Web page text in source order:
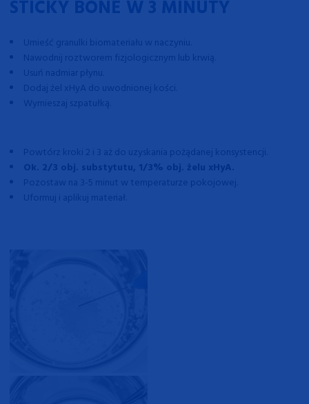
STICKY BONE W 3 MINUTY
Umieść granulki biomateriału w naczyniu.
Nawodnij roztworem fizjologicznym lub krwią.
Usuń nadmiar płynu.
Dodaj żel xHyA do uwodnionej kości.
Wymieszaj szpatułką.
Powtórz kroki 2 i 3 aż do uzyskania pożądanej konsystencji.
Ok. 2/3 obj. substytutu, 1/3% obj. żelu xHyA.
Pozostaw na 3-5 minut w temperaturze pokojowej.
Uformuj i aplikuj materiał.